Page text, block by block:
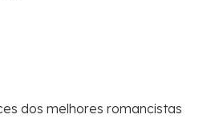
dos melhores romancistas